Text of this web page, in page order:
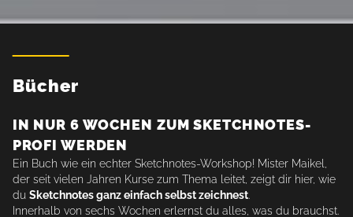
Bücher
IN NUR 6 WOCHEN ZUM SKETCHNOTES-
PROFI WERDEN
Ein Buch wie ein echter Sketchnotes-Workshop! Mister Maikel,
der seit vielen Jahren Kurse zum Thema leitet, zeigt dir hier, wie
du Sketchnotes ganz einfach selbst zeichnest.
Innerhalb von sechs Wochen erlernst du alles, was du brauchst.